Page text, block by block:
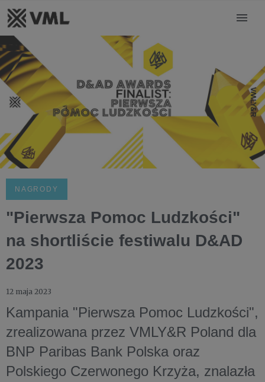
NAGRODY
"Pierwsza Pomoc Ludzkości"
na shortliście festiwalu D&AD
2023
12 maja 2023
Kampania "Pierwsza Pomoc Ludzkości",
zrealizowana przez VMLY&R Poland dla
BNP Paribas Bank Polska oraz
Polskiego Czerwonego Krzyża, znalazła